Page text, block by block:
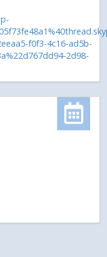
f0f3-4c16-ad5b-
2d98-